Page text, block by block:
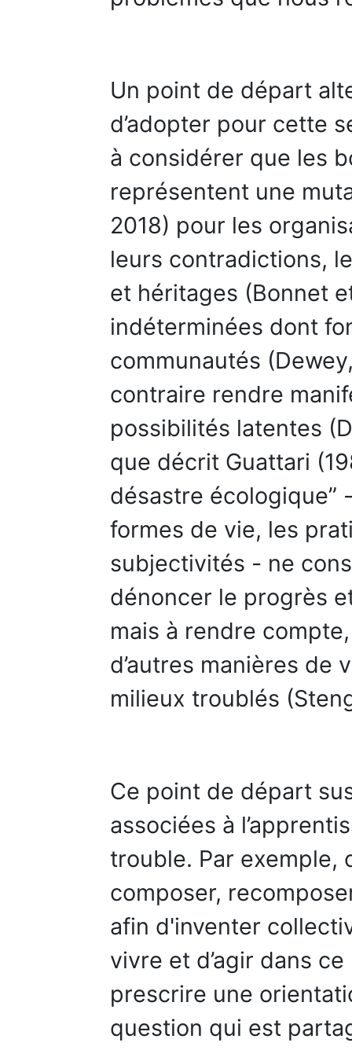
Un point de départ
d’adopter pour cette
à considérer que les
représentent une
2018) pour les
leurs contradictions,
et héritages (Bonnet
indéterminées dont
communautés
contraire rendre
possibilités latentes
que décrit Guattari
désastre écologique”
formes de vie, les
subjectivités - ne
dénoncer le progrès
mais à rendre
d’autres manières de
milieux troublés
Ce point de départ
associées à
trouble. Par exemple,
composer,
afin d'inventer
vivre et d’agir dans
prescrire une
question qui est